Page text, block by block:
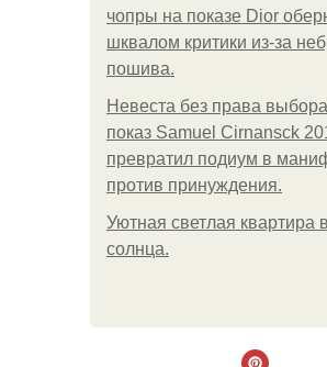
чопры на показе Dior
шквалом критики из-за
пошива.
Невеста без права
показ Samuel Cirnansck
превратил подиум в
против принуждения.
Уютная светлая квартира
солнца.